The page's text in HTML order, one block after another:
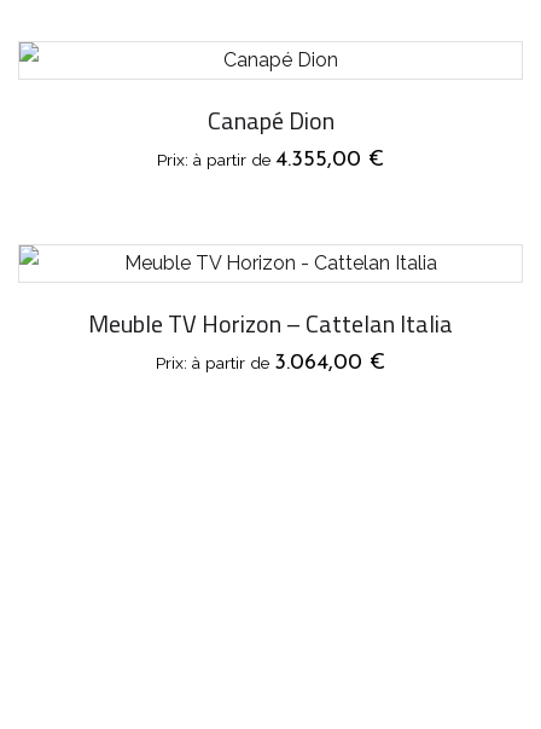
Canapé Dion
4.355,00 €
Meuble TV Horizon – Cattelan Italia
3.064,00 €